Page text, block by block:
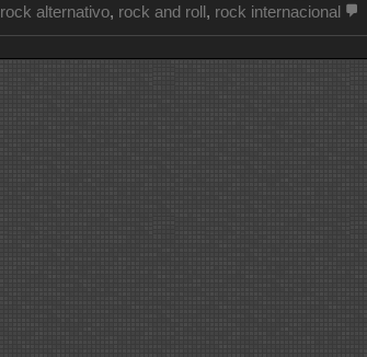
rock alternativo, rock and roll, rock internacional